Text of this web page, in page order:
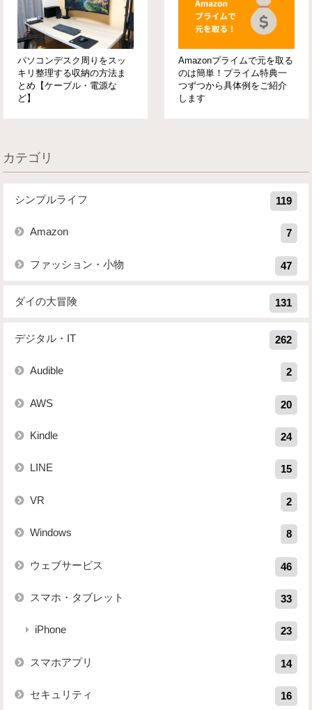
パソコンデスク周りをスッ
キリ整理する収納の方法ま
とめ【ケーブル・電源な
ど】
Amazonプライムで元を取る
のは簡単！プライム特典一
つずつから具体例をご紹介
します
カテゴリ
シンプルライフ 119
Amazon 7
ファッション・小物 47
ダイの大冒険 131
デジタル・IT 262
Audible 2
AWS 20
Kindle 24
LINE 15
VR 2
Windows 8
ウェブサービス 46
スマホ・タブレット 33
iPhone 23
スマホアプリ 14
セキュリティ 16